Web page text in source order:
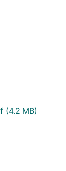
(4.2 MB)